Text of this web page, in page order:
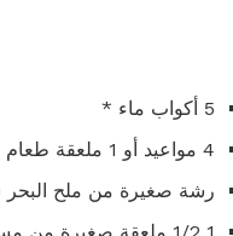
5 أكواب ماء *
4 مواعيد أو 1 ملعقة طعام من العسل أو الصبار أو القيقب
رشة صغيرة من ملح البحر
1 1/2 ملعقة صغيرة من